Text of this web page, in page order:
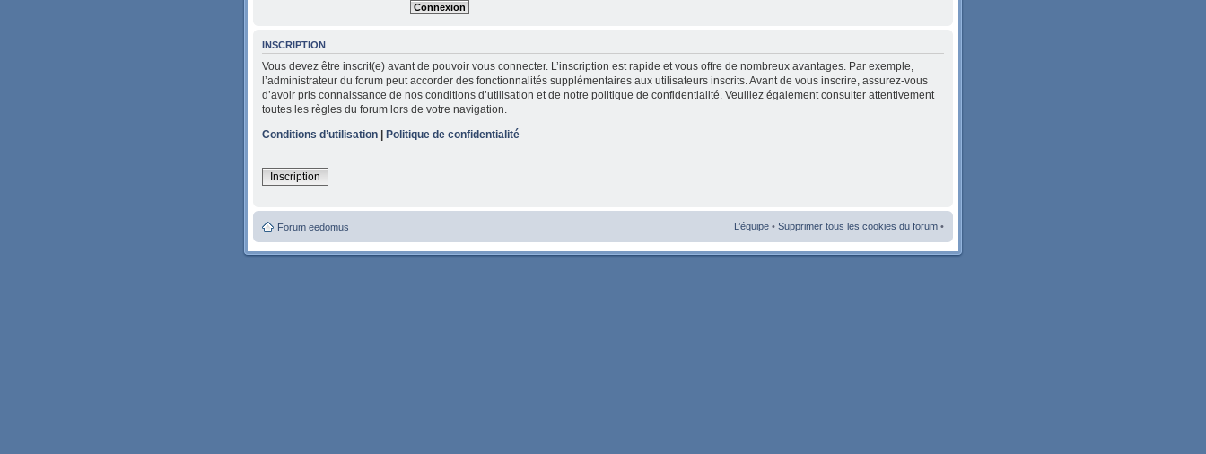
INSCRIPTION
Vous devez être inscrit(e) avant de pouvoir vous connecter. L’inscription est rapide et vous offre de nombreux avantages. Par exemple,
l’administrateur du forum peut accorder des fonctionnalités supplémentaires aux utilisateurs inscrits. Avant de vous inscrire, assurez-vous
d’avoir pris connaissance de nos conditions d’utilisation et de notre politique de confidentialité. Veuillez également consulter attentivement
toutes les règles du forum lors de votre navigation.
Conditions d’utilisation | Politique de confidentialité
Inscription
Forum eedomus L’équipe • Supprimer tous les cookies du forum •